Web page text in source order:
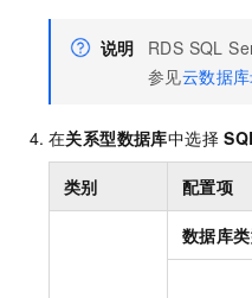
说明 RDS SQL
参见云数据
在关系型数据库中选择
类别 配置项
数据库